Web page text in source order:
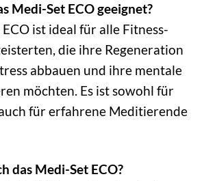
Medi-Set ECO geeignet?
ist ideal für alle Fitness-
die ihre Regeneration
abbauen und ihre mentale
möchten. Es ist sowohl für
für erfahrene Meditierende
das Medi-Set ECO?